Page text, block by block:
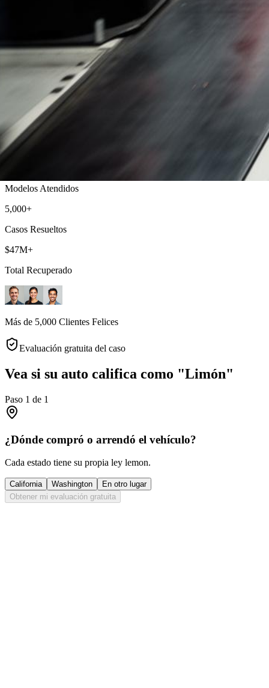
Ley Limón de Kia
Evaluaciones de Caso Gratis y Sin Honorarios Hasta que Ganemos
Modelos Atendidos
5,000+
Casos Resueltos
$47M+
Total Recuperado
Más de 5,000 Clientes Felices
Evaluación gratuita del caso
Vea si su auto califica como "Limón"
Paso 1 de 1
¿Dónde compró o arrendó el vehículo?
Cada estado tiene su propia ley lemon.
California Washington
En otro lugar
Obtener mi evaluación gratuita